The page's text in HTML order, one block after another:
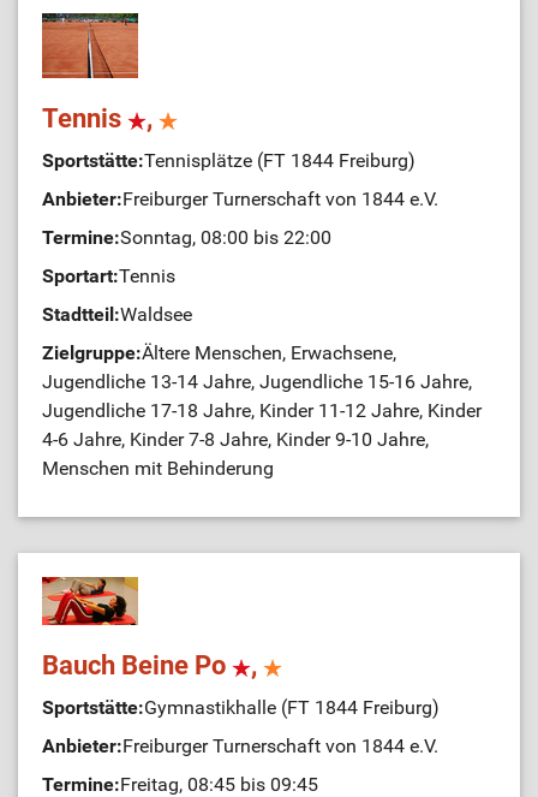
Tennis ,
Sportstätte:Tennisplätze (FT 1844 Freiburg)
Anbieter:Freiburger Turnerschaft von 1844 e.V.
Termine:Sonntag, 08:00 bis 22:00
Sportart:Tennis
Stadtteil:Waldsee
Zielgruppe:Ältere Menschen, Erwachsene,
Jugendliche 13-14 Jahre, Jugendliche 15-16 Jahre,
Jugendliche 17-18 Jahre, Kinder 11-12 Jahre, Kinder
4-6 Jahre, Kinder 7-8 Jahre, Kinder 9-10 Jahre,
Menschen mit Behinderung
Bauch Beine Po ,
Sportstätte:Gymnastikhalle (FT 1844 Freiburg)
Anbieter:Freiburger Turnerschaft von 1844 e.V.
Termine:Freitag, 08:45 bis 09:45